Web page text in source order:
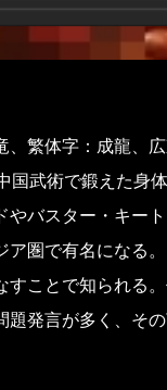
繁体字：成龍、
国武術で鍛えた身
やバスター・キー
圏で有名になる
ことで知られる
発言が多く、そ